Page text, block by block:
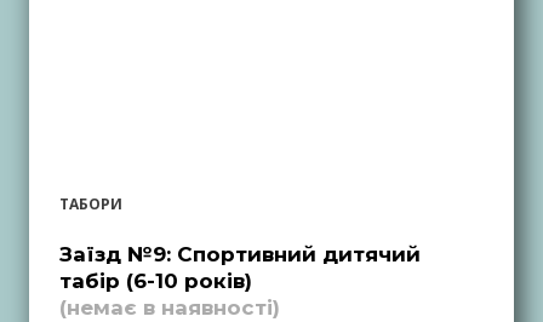
ТАБОРИ
Заїзд №9: Спортивний дитячий
табір (6-10 років)
(немає в наявності)